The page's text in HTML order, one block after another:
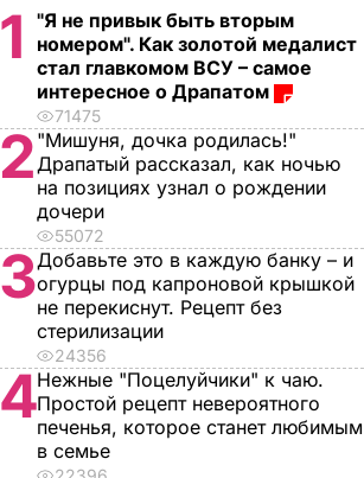
1
"Я не привык быть вторым
номером". Как золотой медалист
стал главкомом ВСУ – самое
интересное о Драпатом
71475
2 "Мишуня, дочка родилась!"
Драпатый рассказал, как ночью
на позициях узнал о рождении
дочери
55072
3Добавьте это в каждую банку – и
огурцы под капроновой крышкой
не перекиснут. Рецепт без
стерилизации
24356
4Нежные "Поцелуйчики" к чаю.
Простой рецепт невероятного
печенья, которое станет любимым
в семье